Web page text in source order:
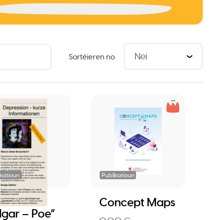
Sortéieren no
– Poe”
Publikatioun
Concept Maps